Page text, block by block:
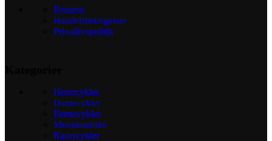
Reusers
Handelsbetingelser
Privatlivspolitik
Herrecykler
Damecykler
Børnecykler
Mountainbike
Racercykler